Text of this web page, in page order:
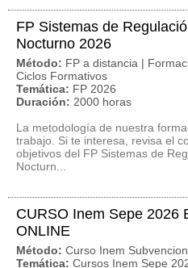
FP Sistemas de
Nocturno 2026
Método: FP a distancia |
Ciclos Formativos
Temática: FP 2026
Duración: 2000 horas
La metodología de nuestra
trabajo. Si te interesa, revisa el
objetivos del FP Sistemas de
Nocturn...
CURSO Inem Sepe 2026
ONLINE
Método: Curso Inem
Temática: Cursos Inem Sepe